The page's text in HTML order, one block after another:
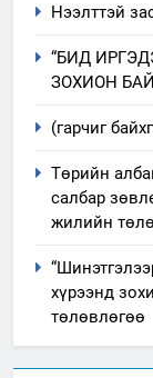
Нээлттэй
“БИД
ЗОХИОН
(гарчиг
Төрийн
салбар
жилийн
хүрээнд
төлөвлөгөө